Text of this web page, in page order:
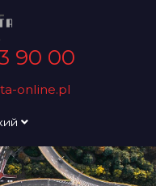
90 00
online.pl